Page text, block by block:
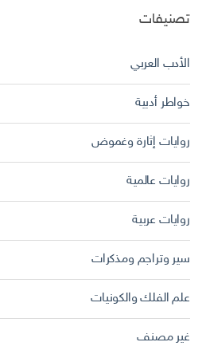
تصنيفات
الأدب العربي
خواطر أدبية
روايات إثارة وغموض
روايات عالمية
روايات عربية
سير وتراجم ومذكرات
علم الفلك والكونيات
غير مصنف